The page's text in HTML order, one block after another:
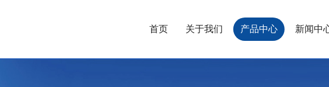
首页 关于我们 产品中心 新闻中